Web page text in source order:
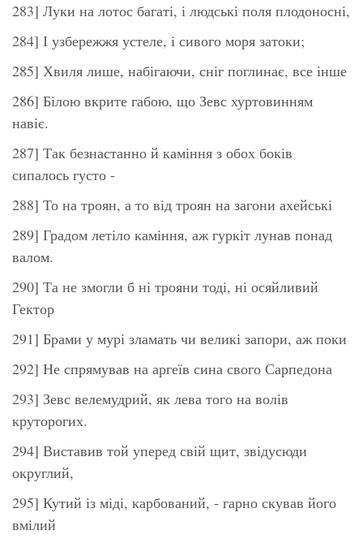
283] Луки на лотос багаті, і людські поля плодоносні,
284] І узбережжя устеле, і сивого моря затоки;
285] Хвиля лише, набігаючи, сніг поглинає, все інше
286] Білою вкрите габою, що Зевс хуртовинням
навіє.
287] Так безнастанно й каміння з обох боків
сипалось густо -
288] То на троян, а то від троян на загони ахейські
289] Градом летіло каміння, аж гуркіт лунав понад
валом.
290] Та не змогли б ні трояни тоді, ні осяйливий
Гектор
291] Брами у мурі зламать чи великі запори, аж поки
292] Не спрямував на аргеїв сина свого Сарпедона
293] Зевс велемудрий, як лева того на волів
круторогих.
294] Виставив той уперед свій щит, звідусюди
округлий,
295] Кутий із міді, карбований, - гарно скував його
вмілий